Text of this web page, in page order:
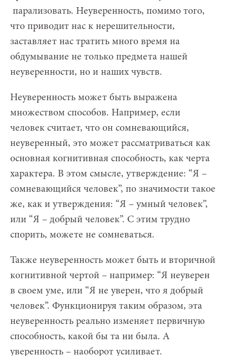
парализовать. Неуверенность, помимо того,
что приводит нас к нерешительности,
заставляет нас тратить много время на
обдумывание не только предмета нашей
неуверенности, но и наших чувств.
Неуверенность может быть выражена
множеством способов. Например, если
человек считает, что он сомневающийся,
неуверенный, это может рассматриваться как
основная когнитивная способность, как черта
характера. В этом смысле, утверждение: “Я –
сомневающийся человек”, по значимости такое
же, как и утверждения: “Я – умный человек”,
или “Я – добрый человек”. С этим трудно
спорить, можете не сомневаться.
Также неуверенность может быть и вторичной
когнитивной чертой – например: “Я неуверен
в своем уме, или “Я не уверен, что я добрый
человек”. Функционируя таким образом, эта
неуверенность реально изменяет первичную
способность, какой бы та ни была. А
уверенность – наоборот усиливает.